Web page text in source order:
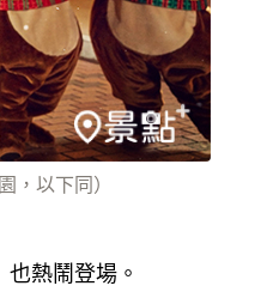
，以下同）
熱鬧登場。